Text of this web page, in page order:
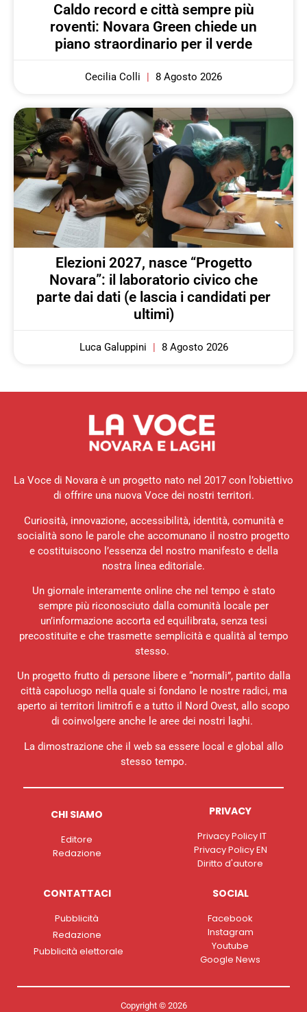
Caldo record e città sempre più
roventi: Novara Green chiede un
piano straordinario per il verde
Cecilia Colli 8 Agosto 2026
Elezioni 2027, nasce “Progetto
Novara”: il laboratorio civico che
parte dai dati (e lascia i candidati per
ultimi)
Luca Galuppini 8 Agosto 2026
La Voce di Novara è un progetto nato nel 2017 con l’obiettivo
di offrire una nuova Voce dei nostri territori.
Curiosità, innovazione, accessibilità, identità, comunità e
socialità sono le parole che accomunano il nostro progetto
e costituiscono l’essenza del nostro manifesto e della
nostra linea editoriale.
Un giornale interamente online che nel tempo è stato
sempre più riconosciuto dalla comunità locale per
un’informazione accorta ed equilibrata, senza tesi
precostituite e che trasmette semplicità e qualità al tempo
stesso.
Un progetto frutto di persone libere e “normali”, partito dalla
città capoluogo nella quale si fondano le nostre radici, ma
aperto ai territori limitrofi e a tutto il Nord Ovest, allo scopo
di coinvolgere anche le aree dei nostri laghi.
La dimostrazione che il web sa essere local e global allo
stesso tempo.
CHI SIAMO
Editore
Redazione
PRIVACY
Privacy Policy IT
Privacy Policy EN
Diritto d'autore
CONTATTACI
Pubblicità
Redazione
Pubblicità elettorale
SOCIAL
Facebook
Instagram
Youtube
Google News
Copyright © 2026